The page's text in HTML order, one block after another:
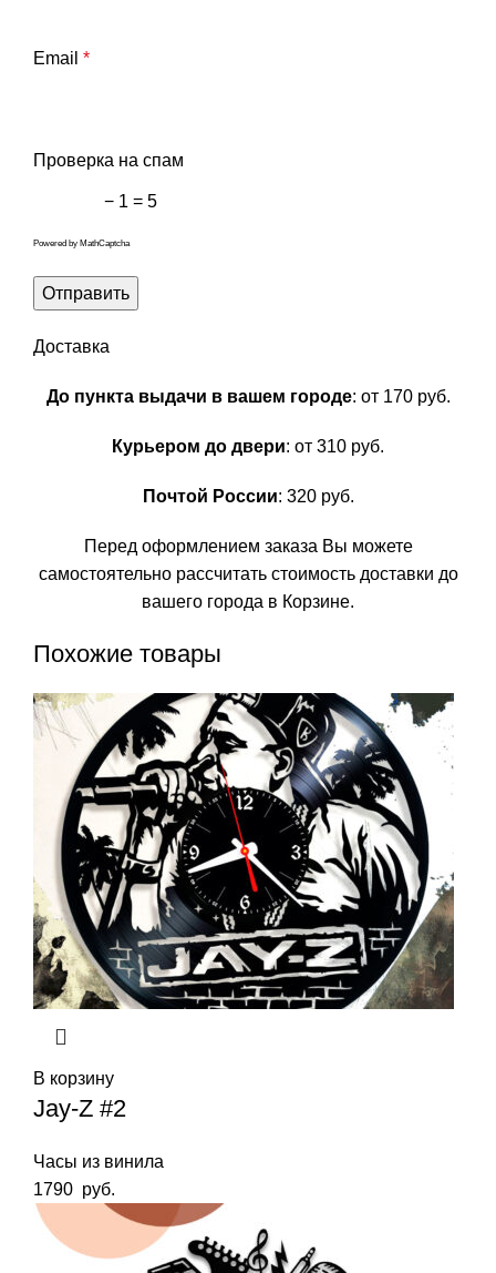
Email *
Проверка на спам
− 1 = 5
Powered by MathCaptcha
Доставка
До пункта выдачи в вашем городе: от 170 руб.
Курьером до двери: от 310 руб.
Почтой России: 320 руб.
Перед оформлением заказа Вы можете
самостоятельно рассчитать стоимость доставки до
вашего города в Корзине.
Похожие товары
В корзину
Jay-Z #2
Часы из винила
1790 руб.